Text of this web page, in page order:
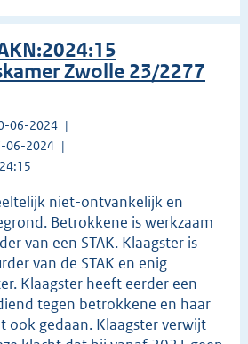
Zwolle 23/2277
06-2024
06-2024
niet-ontvankelijk en
Betrokkene is werkzaam
van een STAK. Klaagster is
van de STAK en enig
Klaagster heeft eerder een
tegen betrokkene en haar
ook gedaan. Klaagster verwijt